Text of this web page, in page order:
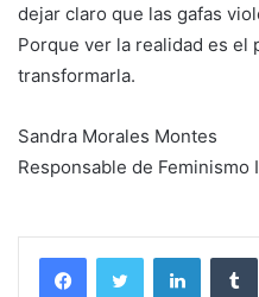
dejar claro que las gafas
Porque ver la realidad es el
transformarla.
Sandra Morales Montes
Responsable de Feminismo
LinkedIn